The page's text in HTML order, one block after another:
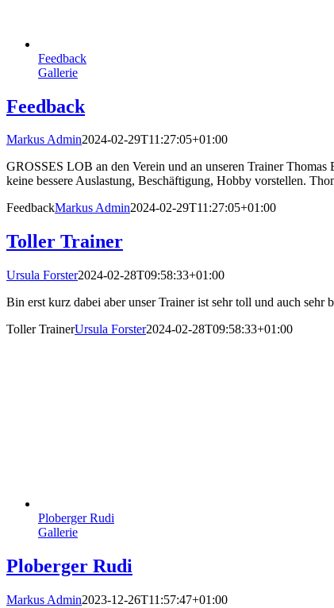
Feedback
Gallerie
Feedback
Markus Admin2024-02-29T11:27:05+01:00
GROSSES LOB an den Verein und an unseren Trainer
keine bessere Auslastung, Beschäftigung, Hobby vorstellen.
FeedbackMarkus Admin2024-02-29T11:27:05+01:00
Toller Trainer
Ursula Forster2024-02-28T09:58:33+01:00
Bin erst kurz dabei aber unser Trainer ist sehr toll und auch
Toller TrainerUrsula Forster2024-02-28T09:58:33+01:00
Ploberger Rudi
Gallerie
Ploberger Rudi
Markus Admin2023-12-26T11:57:47+01:00